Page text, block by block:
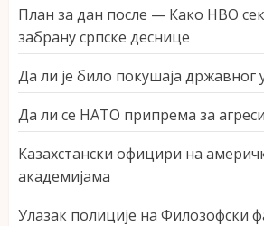
План за дан после — Како НВО
забрану српске деснице
Да ли је било покушаја државног
Да ли се НАТО припрема за
Казахстански официри на
академијама
Улазак полиције на Филозофски